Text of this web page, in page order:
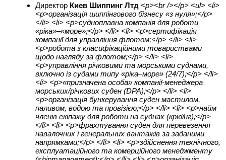
Директор Киев Шиппинг Лтд <p><br /></p> <ul> <li>
<p>організація шиппінгового бізнесу «з нуля»;</p>
</li> <li> <p>судноплавна компанія для роботи
«ріка»–«море»;</p> </li> <li> <p>сертифікація
компанії для управління флотом;</p> </li> <li>
<p>робота з класифікаційними товариствами
щодо нагляду за флотом;</p> </li> <li>
<p>управління річковими та морськими суднами,
включно із судами типу «ріка–море» (24/7);</p> </li>
<li> <p>«призначена особа» компанії-менеджера
морських/річкових суден (DPA);</p> </li> <li>
<p>організація бункерування суден мастилом,
паливом, водою та провізією;</p> </li> <li> <p>найм
членів екіпажу для роботи на суднах (крюїнг);</p>
</li> <li> <p>фрахтування суден для перевезення
навалочних і генеральних вантажів за заданими
напрямками;</p> </li> <li> <p>здійснення технічного,
експлуатаційного та комерційного менеджменту